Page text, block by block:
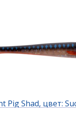
Pig Shad, цвет: